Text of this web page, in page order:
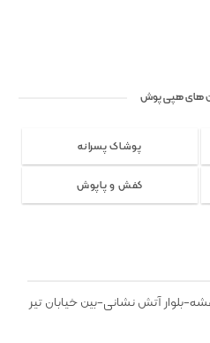
های هپی پوش
پوشاک پسرانه
کفش و پاپوش
بلوار آتش نشانی-بین خیابان تیر